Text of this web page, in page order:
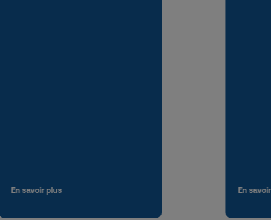
En savoir plus En